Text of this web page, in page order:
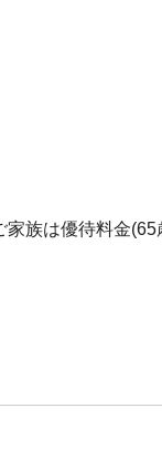
族は優待料金